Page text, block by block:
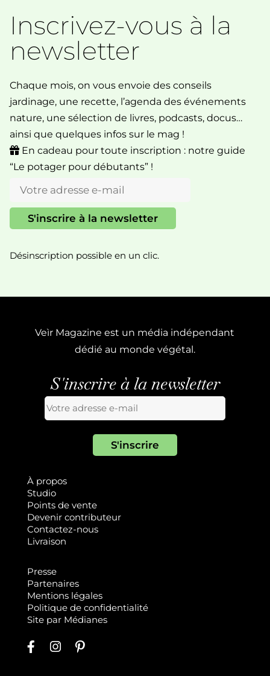
Inscrivez-vous à la
newsletter
Chaque mois, on vous envoie des conseils
jardinage, une recette, l’agenda des événements
nature, une sélection de livres, podcasts, docus…
ainsi que quelques infos sur le mag !
En cadeau pour toute inscription : notre guide
“Le potager pour débutants” !
Désinscription possible en un clic.
Veìr Magazine est un média indépendant
dédié au monde végétal.
S'inscrire à la newsletter
À propos
Studio
Points de vente
Devenir contributeur
Contactez-nous
Livraison
Presse
Partenaires
Mentions légales
Politique de confidentialité
Site par Médianes